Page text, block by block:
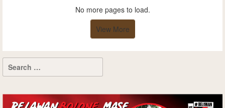
No more pages to load.
View More